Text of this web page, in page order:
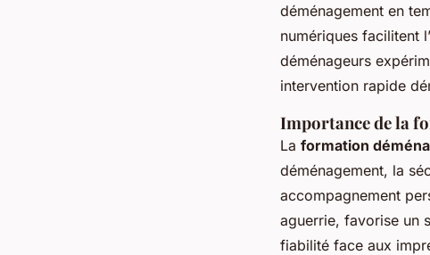
déménagement en
numériques facilitent
déménageurs
intervention rapide
Importance de la
La formation
déménagement, la
accompagnement
aguerrie, favorise un
fiabilité face aux